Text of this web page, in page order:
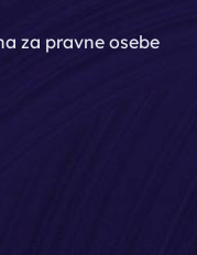
za pravne osebe